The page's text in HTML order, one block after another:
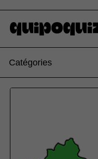
Catégories